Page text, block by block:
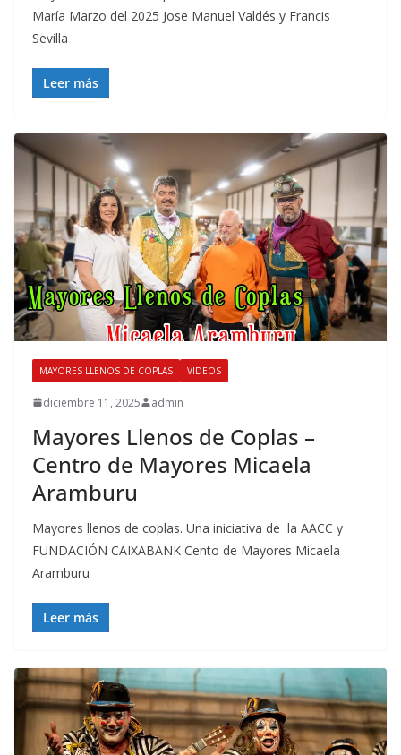
María Marzo del 2025 Jose Manuel Valdés y Francis
Sevilla
Leer más
MAYORES LLENOS DE COPLAS VIDEOS
diciembre 11, 2025 admin
Mayores Llenos de Coplas –
Centro de Mayores Micaela
Aramburu
Mayores llenos de coplas. Una iniciativa de la AACC y
FUNDACIÓN CAIXABANK Cento de Mayores Micaela
Aramburu
Leer más